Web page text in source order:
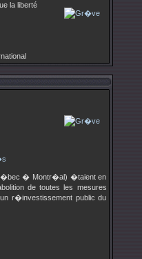
la liberté
� Montr�al) �taient en
de toutes les mesures
r�investissement public du